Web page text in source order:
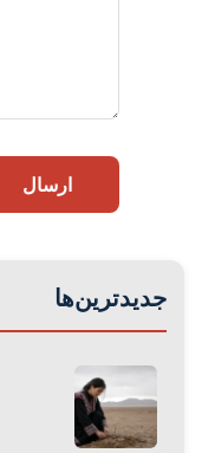
ارسال
جدیدترین‌ها